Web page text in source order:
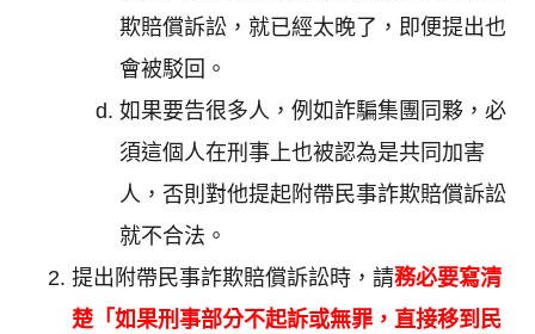
欺賠償訴訟，就已經太晚了，即便提出也
會被駁回。
如果要告很多人，例如詐騙集團同夥，必
須這個人在刑事上也被認為是共同加害
人，否則對他提起附帶民事詐欺賠償訴訟
就不合法。
提出附帶民事詐欺賠償訴訟時，請務必要寫清
楚「如果刑事部分不起訴或無罪，直接移到民